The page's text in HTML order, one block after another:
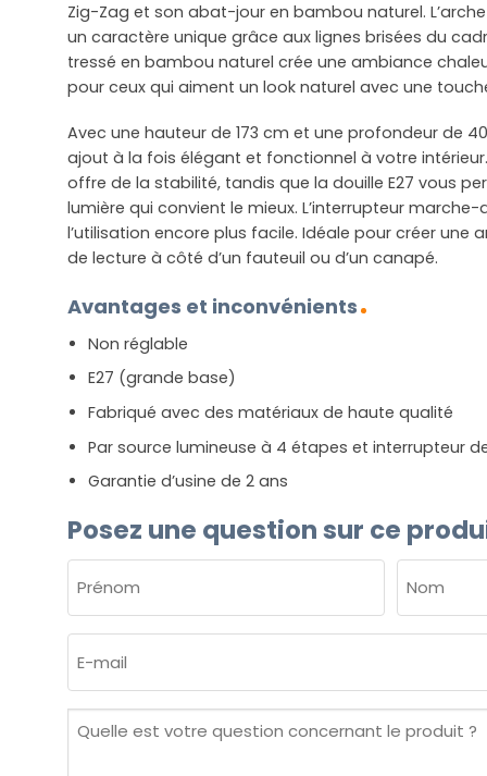
Zig-Zag et son abat-jour en bambou naturel.
un caractère unique grâce aux lignes brisées du
tressé en bambou naturel crée une ambiance
pour ceux qui aiment un look naturel avec une
Avec une hauteur de 173 cm et une profondeur de
ajout à la fois élégant et fonctionnel à votre
offre de la stabilité, tandis que la douille E27 vous
lumière qui convient le mieux. L’interrupteur
l’utilisation encore plus facile. Idéale pour créer
de lecture à côté d’un fauteuil ou d’un canapé.
Avantages et inconvénients
Non réglable
E27 (grande base)
Fabriqué avec des matériaux de haute qualité
Par source lumineuse à 4 étapes et interrupteur
Garantie d’usine de 2 ans
Posez une question sur ce
(NÉCESSAIRE)
Prénom Nom
mail
Quelle
est